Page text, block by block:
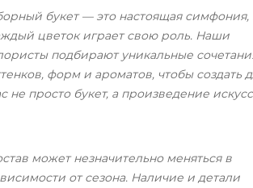
букет — это настоящая симфония,
цветок играет свою роль. Наши
подбирают уникальные
форм и ароматов, чтобы создать
не просто букет, а произведение
может незначительно меняться в
от сезона. Наличие и детали